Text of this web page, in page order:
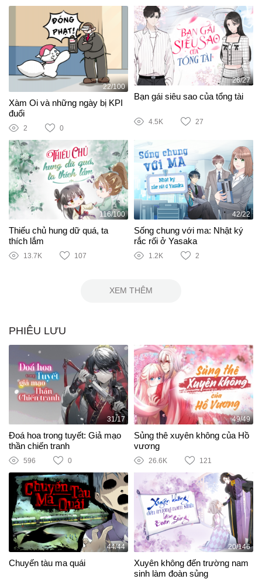
22/100
Xàm Oi và những ngày bị KPI
đuổi
2 0
26/27
Bạn gái siêu sao của tổng tài
4.5K 27
116/100
Thiếu chủ hung dữ quá, ta
thích lắm
13.7K 107
42/22
Sống chung với ma: Nhật ký
rắc rối ở Yasaka
1.2K 2
XEM THÊM
PHIÊU LƯU
31/17
Đoá hoa trong tuyết: Giả mạo
thần chiến tranh
596 0
49/49
Sủng thê xuyên không của Hồ
vương
26.6K 121
44/44
Chuyến tàu ma quái
20/146
Xuyên không đến trường nam
sinh làm đoàn sủng